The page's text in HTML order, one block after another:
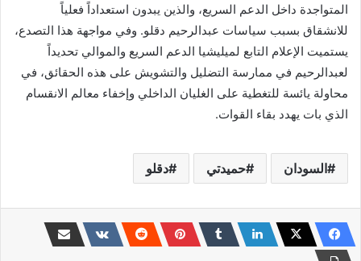
المتواجدة داخل الدعم السريع، والذين يبدون استعداداً فعلياً
للانشقاق بسبب سياسات عبدالرحيم دقلو. وفي مواجهة هذا التصدع،
يستميت الإعلام التابع لميليشيا الدعم السريع والموالي تحديداً
لعبدالرحيم في ممارسة التضليل والتشويش على هذه الحقائق، في
محاولة يائسة للتغطية على الغليان الداخلي وإخفاء معالم الانقسام
الذي بات يهدد بقاء القوات.
السودان حميدتي دقلو